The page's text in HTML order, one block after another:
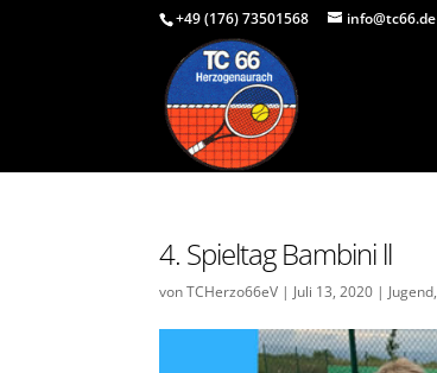
+49 (176) 73501568 info@tc66.de
4. Spieltag Bambini ll
vonTCHerzo66eV | Juli 13, 2020 | Jugend,